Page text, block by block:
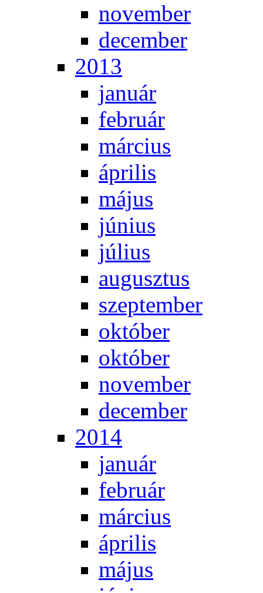
no­vem­ber
de­cem­ber
2013
ja­nu­ár
feb­ru­ár
már­ci­us
áp­ri­lis
má­jus
jú­ni­us
jú­li­us
au­gusz­tus
szep­tem­ber
ok­tó­ber
ok­tó­ber
no­vem­ber
de­cem­ber
2014
ja­nu­ár
feb­ru­ár
már­ci­us
áp­ri­lis
má­jus